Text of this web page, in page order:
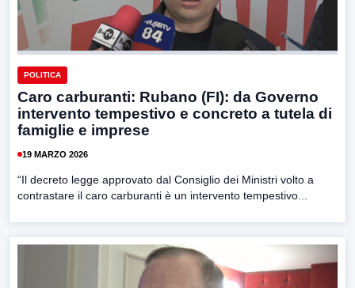
POLITICA
Caro carburanti: Rubano (FI): da Governo
intervento tempestivo e concreto a tutela di
famiglie e imprese
19 MARZO 2026
“Il decreto legge approvato dal Consiglio dei Ministri volto a
contrastare il caro carburanti è un intervento tempestivo...